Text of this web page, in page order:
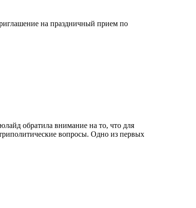
на праздничный прием по
обратила внимание на то, что для
вопросы. Одно из первых